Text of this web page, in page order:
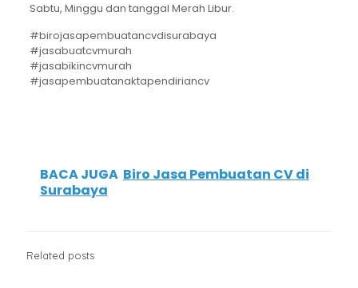
Sabtu, Minggu dan tanggal Merah Libur.
#birojasapembuatancvdisurabaya
#jasabuatcvmurah
#jasabikincvmurah
#jasapembuatanaktapendiriancv
BACA JUGA Biro Jasa Pembuatan CV di
Surabaya
Related posts